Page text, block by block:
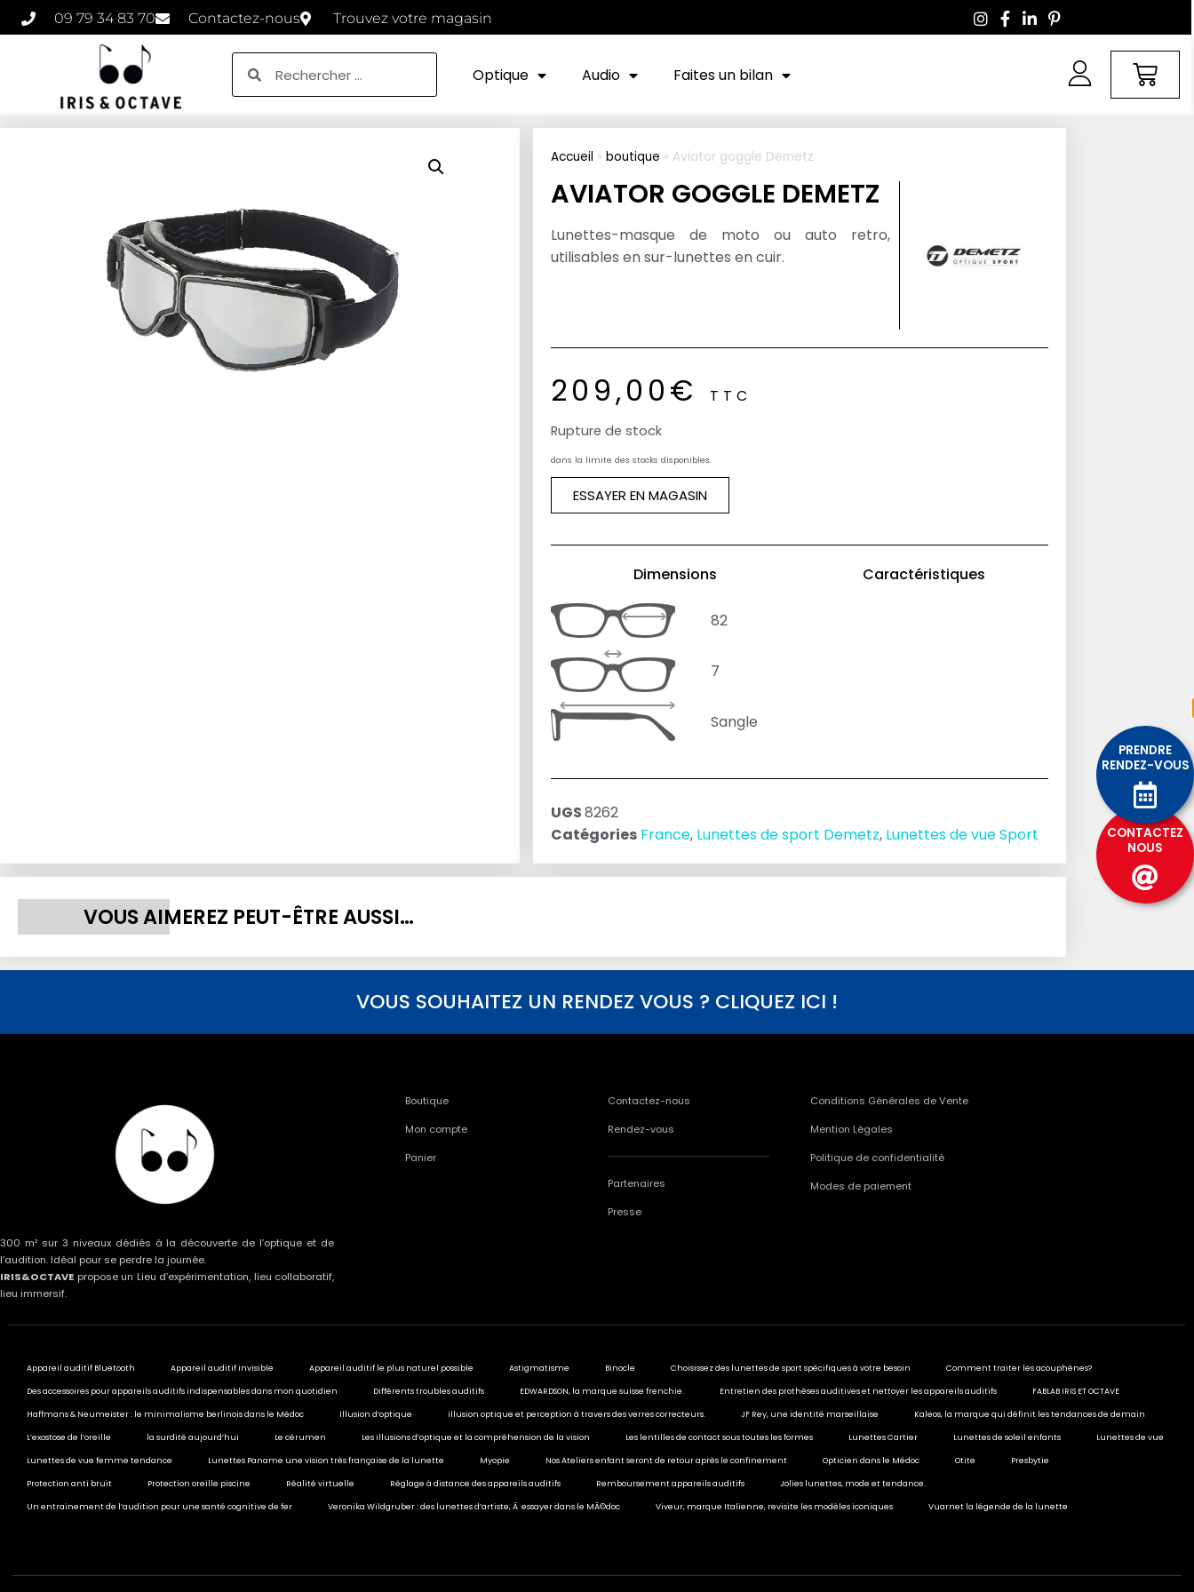
09 79 34 83 70 Contactez-nous Trouvez votre magasin
Optique Audio Faites un bilan
Accueil » boutique » Aviator goggle Demetz
AVIATOR GOGGLE DEMETZ
Lunettes-masque de moto ou auto retro,
utilisables en sur-lunettes en cuir.
209,00€ TTC
Rupture de stock
dans la limite des stocks disponibles.
ESSAYER EN MAGASIN
Dimensions
82
7
Sangle
Caractéristiques
UGS8262
Catégories France, Lunettes de sport Demetz, Lunettes de vue Sport
VOUS AIMEREZ PEUT-ÊTRE AUSSI…
VOUS SOUHAITEZ UN RENDEZ VOUS ? CLIQUEZ ICI !
300 m² sur 3 niveaux dédiés à la découverte de l’optique et de
l’audition. Idéal pour se perdre la journée.
IRIS&OCTAVE propose un Lieu d’expérimentation, lieu collaboratif,
lieu immersif.
Boutique
Mon compte
Panier
Contactez-nous
Rendez-vous
Partenaires
Presse
Conditions Générales de Vente
Mention Légales
Politique de confidentialité
Modes de paiement
Appareil auditif Bluetooth Appareil auditif invisible Appareil auditif le plus naturel possible Astigmatisme Binocle Choisissez des lunettes de sport spécifiques à votre besoin Comment traiter les acouphènes?
Des accessoires pour appareils auditifs indispensables dans mon quotidien Différents troubles auditifs EDWARDSON, la marque suisse frenchie. Entretien des prothèses auditives et nettoyer les appareils auditifs FABLAB IRIS ET OCTAVE
Haffmans & Neumeister : le minimalisme berlinois dans le Médoc Illusion d’optique illusion optique et perception à travers des verres correcteurs. JF Rey, une identité marseillaise Kaleos, la marque qui définit les tendances de demain
L’exostose de l’oreille la surdité aujourd’hui Le cérumen Les illusions d’optique et la compréhension de la vision Les lentilles de contact sous toutes les formes Lunettes Cartier Lunettes de soleil enfants Lunettes de vue
Lunettes de vue femme tendance Lunettes Paname une vision très française de la lunette Myopie Nos Ateliers enfant seront de retour après le confinement Opticien dans le Médoc Otite Presbytie
Protection anti bruit Protection oreille piscine Réalité virtuelle Réglage à distance des appareils auditifs Remboursement appareils auditifs Jolies lunettes, mode et tendance.
Un entrainement de l’audition pour une santé cognitive de fer Veronika Wildgruber : des lunettes d’artiste, Ã essayer dans le MÃ©doc Viveur, marque Italienne, revisite les modèles iconiques Vuarnet la légende de la lunette
PRENDRE
RENDEZ-VOUS
CONTACTEZ
NOUS